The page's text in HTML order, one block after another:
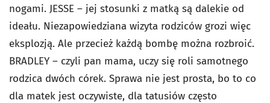
nogami. JESSE – jej stosunki z matką są dalekie od
ideału. Niezapowiedziana wizyta rodziców grozi więc
eksplozją. Ale przecież każdą bombę można rozbroić.
BRADLEY – czyli pan mama, uczy się roli samotnego
rodzica dwóch córek. Sprawa nie jest prosta, bo to co
dla matek jest oczywiste, dla tatusiów często